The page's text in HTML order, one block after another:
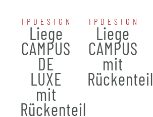
IPDESIGN
Liege
CAMPUS
DE
LUXE
mit
Rückenteil
IPDESIGN
Liege
CAMPUS
mit
Rückenteil